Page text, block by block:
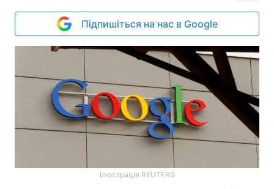
Підпишіться на нас в Google
Ілюстрація REUTERS